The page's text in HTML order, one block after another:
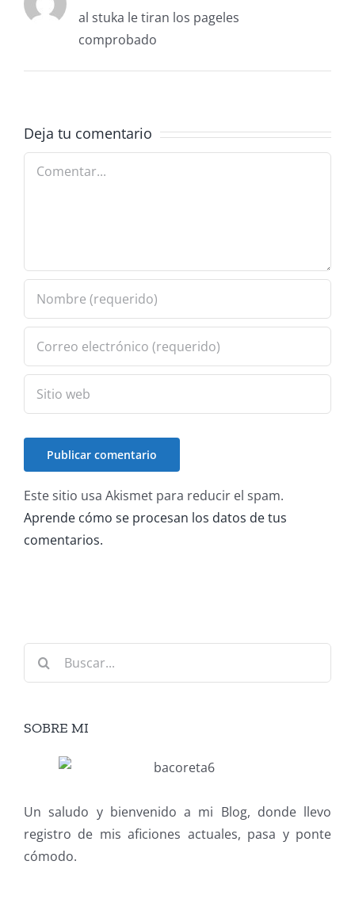
al stuka le tiran los pageles
comprobado
Deja tu comentario
Comentar
Este sitio usa Akismet para reducir el spam.
Aprende cómo se procesan los datos de tus
comentarios.
Buscar:
SOBRE MI
Un saludo y bienvenido a mi Blog, donde llevo
registro de mis aficiones actuales, pasa y ponte
cómodo.